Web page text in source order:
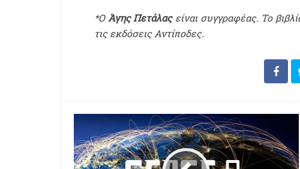
*ΟΆγης Πετάλαςείναι συγγραφέας. Το
τις εκδόσεις Αντίποδες.